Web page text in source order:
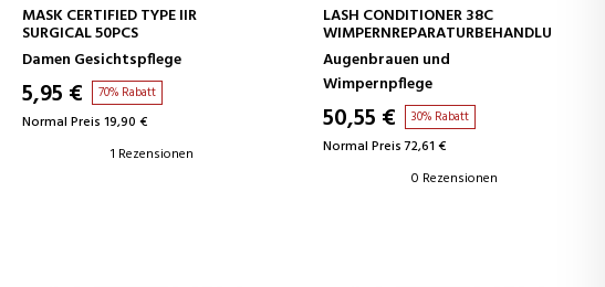
IN DEN WARENKORB
MASK CERTIFIED TYPE IIR
SURGICAL 50PCS
Damen Gesichtspflege
5,95 € 70% Rabatt
Normal Preis 19,90 €
1 Rezensionen
IN DEN WARENKORB
LASH CONDITIONER 38C
WIMPERNREPARATURBEHANDLUNG
Augenbrauen und
Wimpernpflege
50,55 € 30% Rabatt
Normal Preis 72,61 €
0 Rezensionen